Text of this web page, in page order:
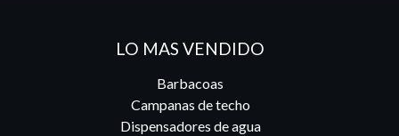
LO MAS VENDIDO
Barbacoas
Campanas de techo
Dispensadores de agua